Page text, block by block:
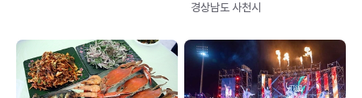
경상남도 사천시